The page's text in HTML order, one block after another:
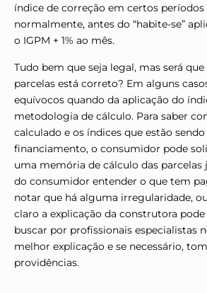
índice de correção em certos
normalmente, antes do “habite-se”
o IGPM + 1% ao mês.
Tudo bem que seja legal, mas será
parcelas está correto? Em alguns
equívocos quando da aplicação do
metodologia de cálculo. Para saber
calculado e os índices que estão
financiamento, o consumidor pode
uma memória de cálculo das parcelas
do consumidor entender o que tem
notar que há alguma irregularidade,
claro a explicação da construtora
buscar por profissionais especialistas
melhor explicação e se necessário,
providências.